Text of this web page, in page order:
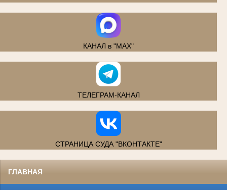
КАНАЛ в "MAX"
ТЕЛЕГРАМ-КАНАЛ
СТРАНИЦА СУДА "ВКОНТАКТЕ"
ГЛАВНАЯ